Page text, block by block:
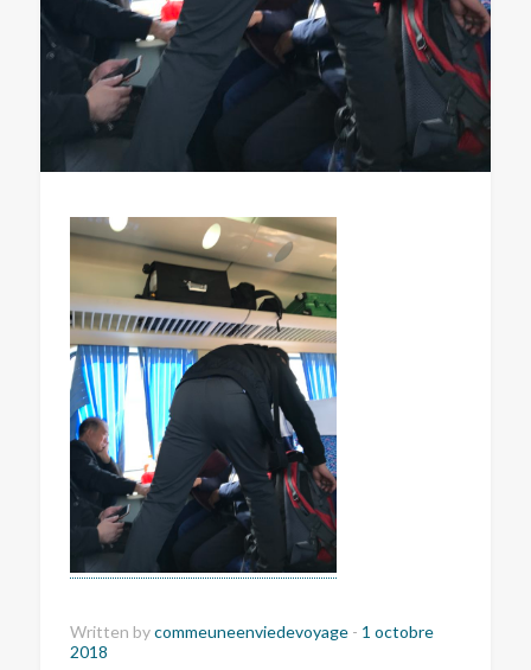
Written bycommeuneenviedevoyage - 1 octobre
2018